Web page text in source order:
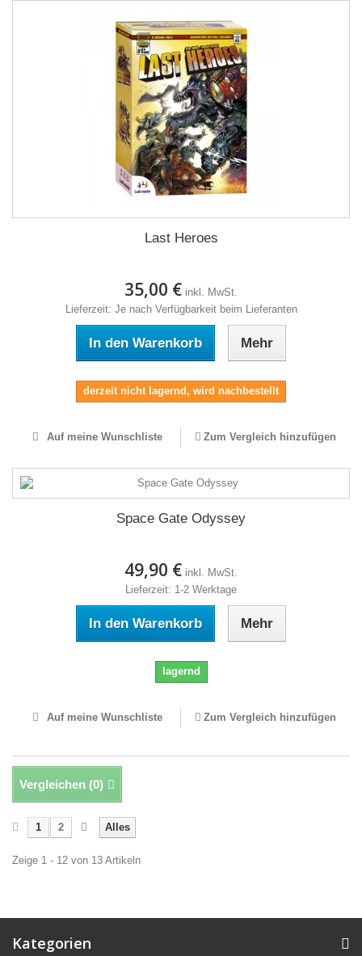
Last Heroes
35,00 € inkl. MwSt.
Lieferzeit: Je nach Verfügbarkeit beim Lieferanten
In den Warenkorb Mehr
derzeit nicht lagernd, wird nachbestellt
Auf meine Wunschliste Zum Vergleich hinzufügen
Space Gate Odyssey
49,90 € inkl. MwSt.
Lieferzeit: 1-2 Werktage
In den Warenkorb Mehr
lagernd
Auf meine Wunschliste Zum Vergleich hinzufügen
Vergleichen (0)
Alles
1 2
Zeige 1 - 12 von 13 Artikeln
Kategorien